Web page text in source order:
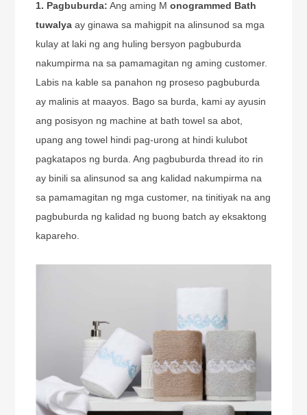
1. Pagbuburda: Ang aming Monogrammed Bath
tuwalya ay ginawa sa mahigpit na alinsunod sa mga
kulay at laki ng ang huling bersyon pagbuburda
nakumpirma na sa pamamagitan ng aming customer.
Labis na kable sa panahon ng proseso pagbuburda
ay malinis at maayos. Bago sa burda, kami ay ayusin
ang posisyon ng machine at bath towel sa abot,
upang ang towel hindi pag-urong at hindi kulubot
pagkatapos ng burda. Ang pagbuburda thread ito rin
ay binili sa alinsunod sa ang kalidad nakumpirma na
sa pamamagitan ng mga customer, na tinitiyak na ang
pagbuburda ng kalidad ng buong batch ay eksaktong
kapareho.